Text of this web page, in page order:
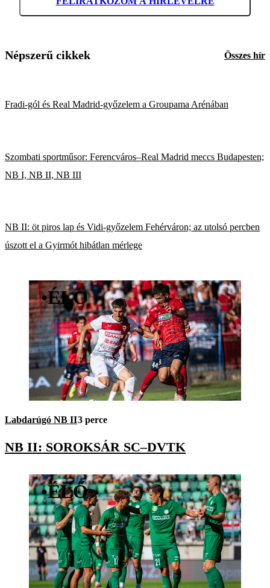
Népszerű cikkek Összes hír
Fradi-gól és Real Madrid-győzelem a Groupama Arénában
Szombati sportműsor: Ferencváros–Real Madrid meccs Budapesten;
NB I, NB II, NB III
NB II: öt piros lap és Vidi-győzelem Fehérváron; az utolsó percben
úszott el a Gyirmót hibátlan mérlege
•ÉLŐ
Labdarúgó NB II3 perce
NB II: SOROKSÁR SC–DVTK
•ÉLŐ